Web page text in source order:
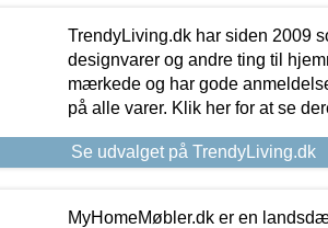
TrendyLiving.dk har siden 2009
designvarer og andre ting til
mærkede og har gode
på alle varer. Klik her for at se
Se udvalget på TrendyLiving.dk
MyHomeMøbler.dk er en